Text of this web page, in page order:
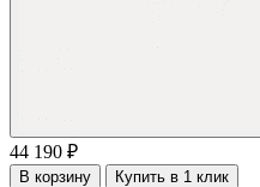
44 190 ₽
В корзину Купить в 1 клик